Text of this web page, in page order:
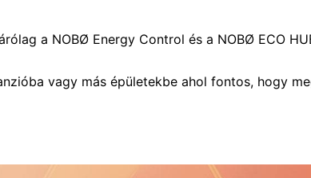
a NOBØ Energy Control és a NOBØ ECO
vagy más épületekbe ahol fontos, hogy